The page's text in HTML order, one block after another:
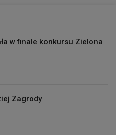
w finale konkursu Zielona
Zagrody